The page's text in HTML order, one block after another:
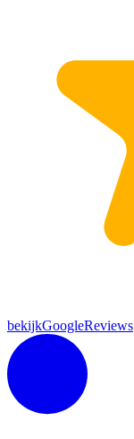
bekijkGoogleReviews